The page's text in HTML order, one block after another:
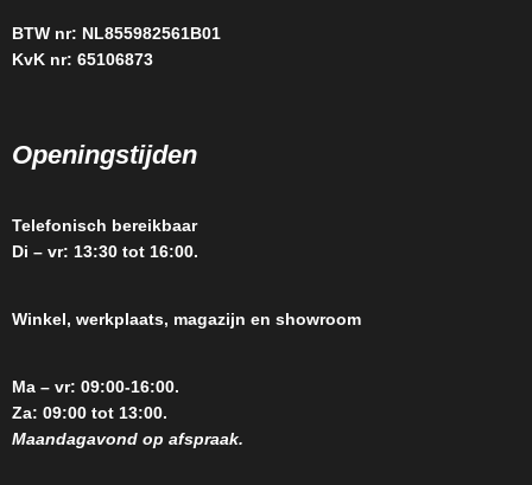
BTW nr: NL855982561B01
KvK nr: 65106873
Openingstijden
Telefonisch bereikbaar
Di – vr: 13:30 tot 16:00.
Winkel, werkplaats, magazijn en showroom
Ma – vr: 09:00-16:00.
Za: 09:00 tot 13:00.
Maandagavond op afspraak.